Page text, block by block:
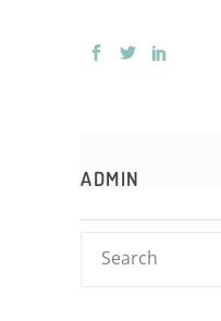
ADMIN